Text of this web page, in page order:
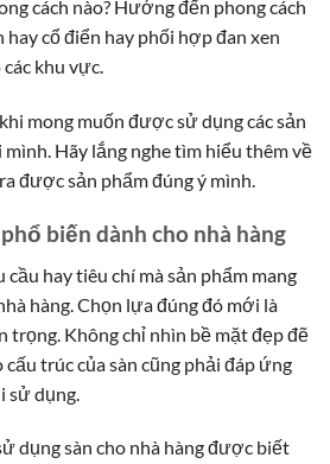
cách nào? Hướng đến phong cách
hay cổ điển hay phối hợp đan xen
khu vực.
mong muốn được sử dụng các sản
Hãy lắng nghe tìm hiểu thêm về
được sản phẩm đúng ý mình.
biến dành cho nhà hàng
hay tiêu chí mà sản phẩm mang
hàng. Chọn lựa đúng đó mới là
trọng. Không chỉ nhìn bề mặt đẹp đẽ
cấu trúc của sàn cũng phải đáp ứng
sử dụng.
dụng sàn cho nhà hàng được biết